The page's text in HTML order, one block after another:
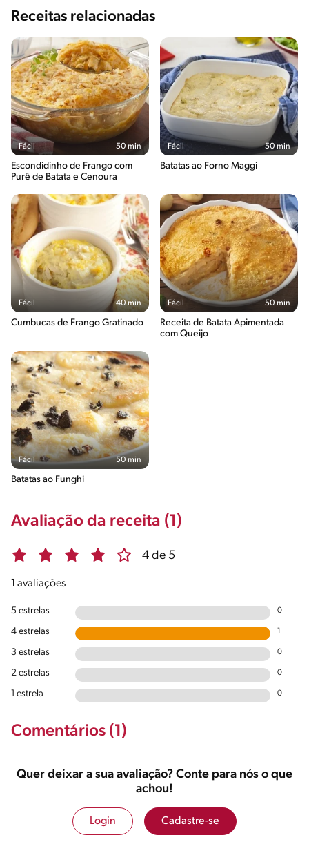
Receitas relacionadas
Fácil 50 min
Escondidinho de Frango com
Purê de Batata e Cenoura
Fácil 50 min
Batatas ao Forno Maggi
Fácil 40 min
Cumbucas de Frango Gratinado
Fácil 50 min
Receita de Batata Apimentada
com Queijo
Fácil 50 min
Batatas ao Funghi
Avaliação da receita (1)
4 de 5
1 avaliações
5 estrelas 0
4 estrelas
3 estrelas 0
2 estrelas 0
1 estrela 0
Comentários (1)
Quer deixar a sua avaliação? Conte para nós o que
achou!
Login Cadastre-se